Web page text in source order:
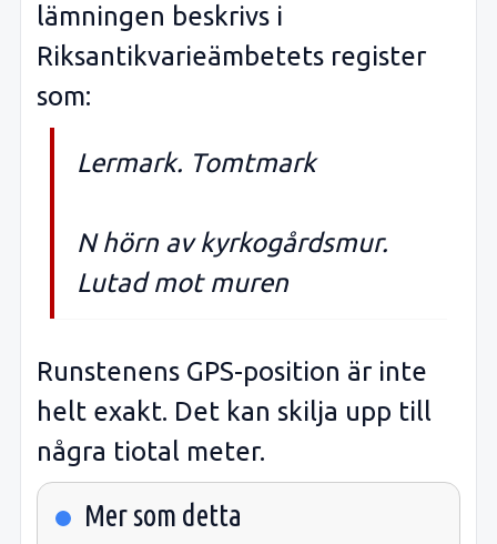
lämningen beskrivs i
Riksantikvarieämbetets register
som:
Lermark. Tomtmark
N hörn av kyrkogårdsmur.
Lutad mot muren
Runstenens GPS-position är inte
helt exakt. Det kan skilja upp till
några tiotal meter.
Mer som detta